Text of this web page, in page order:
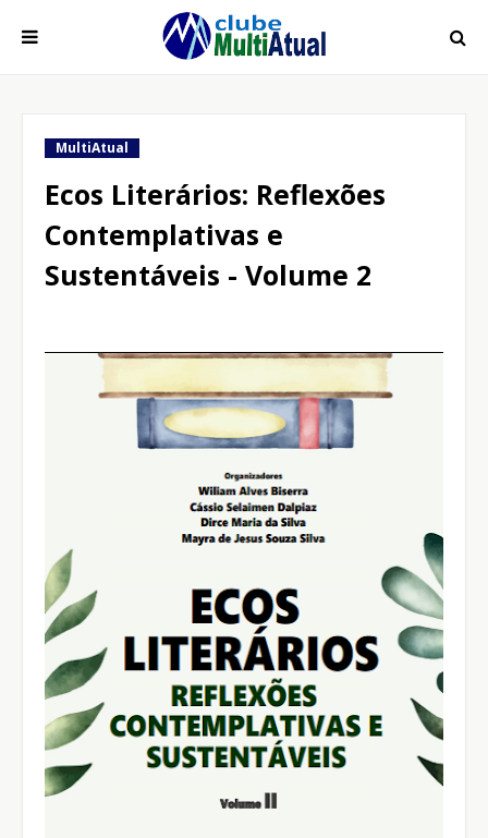
MultiAtual
Ecos Literários: Reflexões
Contemplativas e
Sustentáveis - Volume 2